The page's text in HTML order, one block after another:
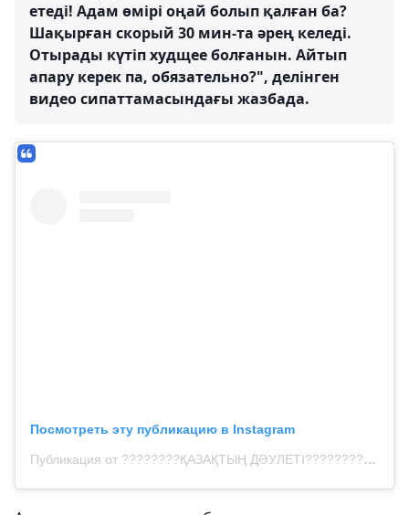
етеді! Адам өмірі оңай болып қалған ба?
Шақырған скорый 30 мин-та әрең келеді.
Отырады күтіп худщее болғанын. Айтып
апару керек па, обязательно?", делінген
видео сипаттамасындағы жазбада.
Посмотреть эту публикацию в Instagram
Публикация от ????????ҚАЗАҚТЫҢ ДӘУЛЕТІ???????? (@dauletten)